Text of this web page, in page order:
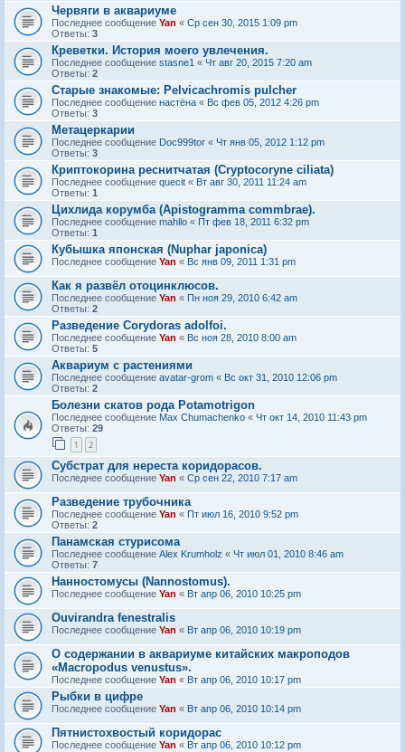
Червяги в аквариуме
Последнее сообщение Yan « Ср сен 30, 2015 1:09 pm
Ответы: 3
Креветки. История моего увлечения.
Последнее сообщение stasne1 « Чт авг 20, 2015 7:20 am
Ответы: 2
Старые знакомые: Pelvicachromis pulcher
Последнее сообщение настёна « Вс фев 05, 2012 4:26 pm
Ответы: 3
Метацеркарии
Последнее сообщение Doc999tor « Чт янв 05, 2012 1:12 pm
Ответы: 3
Криптокорина реснитчатая (Cryptocoryne ciliata)
Последнее сообщение quecit « Вт авг 30, 2011 11:24 am
Ответы: 1
Цихлида корумба (Apistogramma commbrae).
Последнее сообщение mahllo « Пт фев 18, 2011 6:32 pm
Ответы: 1
Кубышка японская (Nuphar japonica)
Последнее сообщение Yan « Вс янв 09, 2011 1:31 pm
Как я развёл отоцинклюсов.
Последнее сообщение Yan « Пн ноя 29, 2010 6:42 am
Ответы: 2
Разведение Corydoras adolfoi.
Последнее сообщение Yan « Вс ноя 28, 2010 8:00 am
Ответы: 5
Аквариум с растениями
Последнее сообщение avatar-grom « Вс окт 31, 2010 12:06 pm
Ответы: 2
Болезни скатов рода Potamotrigon
Последнее сообщение Max Chumachenko « Чт окт 14, 2010 11:43 pm
Ответы: 29
1 2
Субстрат для нереста коридорасов.
Последнее сообщение Yan « Ср сен 22, 2010 7:17 am
Разведение трубочника
Последнее сообщение Yan « Пт июл 16, 2010 9:52 pm
Ответы: 2
Панамская стурисома
Последнее сообщение Alex Krumholz « Чт июл 01, 2010 8:46 am
Ответы: 7
Нанностомусы (Nannostomus).
Последнее сообщение Yan « Вт апр 06, 2010 10:25 pm
Ouvirandra fenestralis
Последнее сообщение Yan « Вт апр 06, 2010 10:19 pm
О содержании в аквариуме китайских макроподов
«Macropodus venustus».
Последнее сообщение Yan « Вт апр 06, 2010 10:17 pm
Рыбки в цифре
Последнее сообщение Yan « Вт апр 06, 2010 10:14 pm
Пятнистохвостый коридорас
Последнее сообщение Yan « Вт апр 06, 2010 10:12 pm